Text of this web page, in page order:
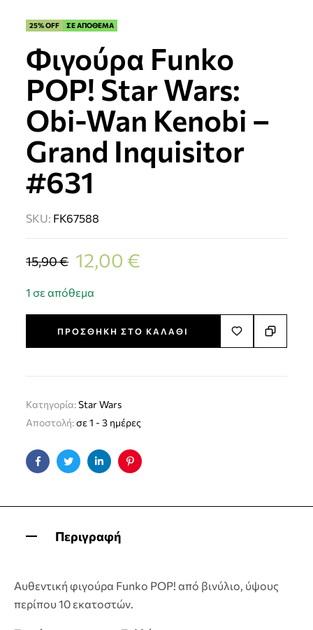
25% OFF ΣΕ ΑΠΟΘΕΜΑ
Φιγούρα Funko
POP! Star Wars:
Obi-Wan Kenobi –
Grand Inquisitor
#631
SKU: FK67588
15,90€ 12,00€
1 σε απόθεμα
ΠΡΟΣΘΉΚΗ ΣΤΟ ΚΑΛΆΘΙ
Κατηγορία:Star Wars
Αποστολή:σε 1 - 3 ημέρες
FacebookTwitterLinkedinPinterest
Περιγραφή
Αυθεντική φιγούρα Funko POP! από βινύλιο, ύψους
περίπου 10 εκατοστών.